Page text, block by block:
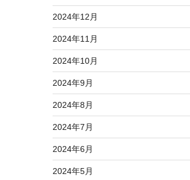
2024年12月
2024年11月
2024年10月
2024年9月
2024年8月
2024年7月
2024年6月
2024年5月